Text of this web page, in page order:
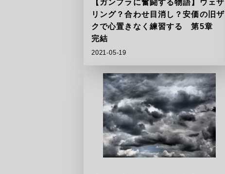
【ガンプラに奮闘する物語】ウェザ
リング？合わせ目消し？安価の旧ザ
クで心置きなく練習する 第5章
完結
2021-05-19